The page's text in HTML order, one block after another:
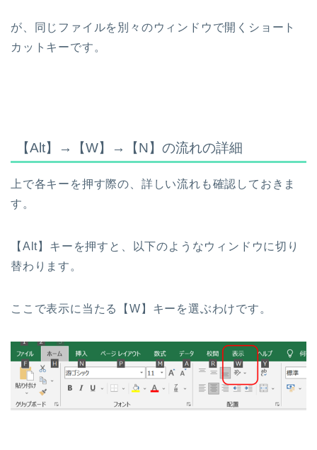
が、同じファイルを別々のウィンドウで開くショート
カットキーです。
【Alt】→【W】→【N】の流れの詳細
上で各キーを押す際の、詳しい流れも確認しておきま
す。
【Alt】キーを押すと、以下のようなウィンドウに切り
替わります。
ここで表示に当たる【W】キーを選ぶわけです。